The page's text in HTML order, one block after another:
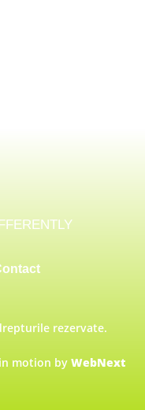
rezervate.
motion by WebNext